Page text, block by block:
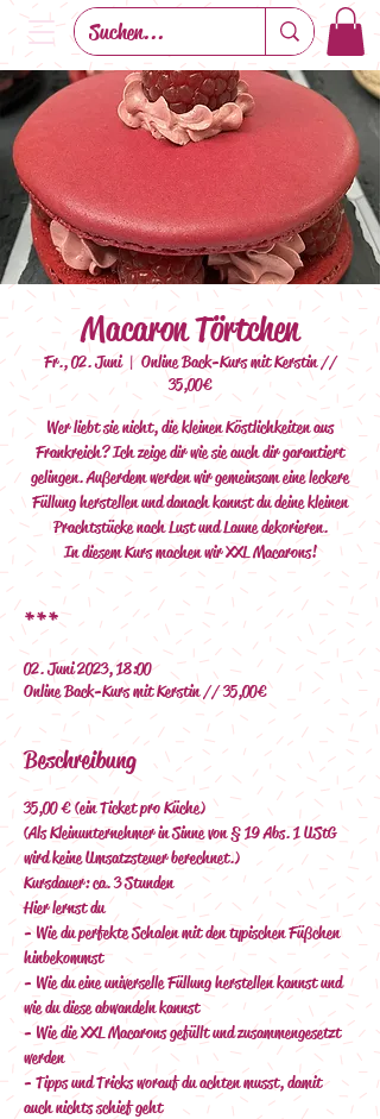
Macaron Törtchen
Fr., 02. Juni
  |
Online Back-Kurs mit Kerstin //
35,00€
Wer liebt sie nicht, die kleinen Köstlichkeiten aus
Frankreich? Ich zeige dir wie sie auch dir garantiert
gelingen. Außerdem werden wir gemeinsam eine leckere
Füllung herstellen und danach kannst du deine kleinen
Prachtstücke nach Lust und Laune dekorieren.
In diesem Kurs machen wir XXL Macarons!
***
02. Juni 2023, 18:00
Online Back-Kurs mit Kerstin // 35,00€
Beschreibung
35,00 € (ein Ticket pro Küche)
(Als Kleinunternehmer in Sinne von § 19 Abs. 1 UStG
wird keine Umsatzsteuer berechnet.)
Kursdauer: ca. 3 Stunden
Hier lernst du
- Wie du perfekte Schalen mit den typischen Füßchen
hinbekommst
- Wie du eine universelle Füllung herstellen kannst und
wie du diese abwandeln kannst
- Wie die XXL Macarons gefüllt und zusammengesetzt
werden
- Tipps und Tricks worauf du achten musst, damit
auch nichts schief geht